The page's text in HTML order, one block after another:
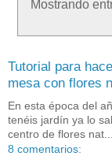
Mostrando
Tutorial para
mesa con flores
En esta época del
tenéis jardín ya lo
centro de flores nat...
8 comentarios: